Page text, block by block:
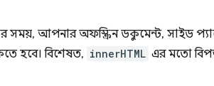
সময়, আপনার অফস্ক্রিন ডকুমেন্ট, সাইড
হবে। বিশেষত, innerHTML এর মতো